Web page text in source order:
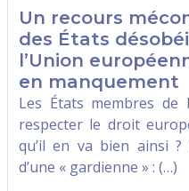
Un recours
des États
l’Union
en manquement
Les États membres de
respecter le droit
qu’il en va bien ainsi
d’une « gardienne » : (…)